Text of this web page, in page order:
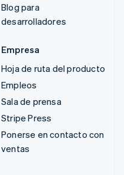
Blog para
desarrolladores
Empresa
Hoja de ruta del producto
Empleos
Sala de prensa
Stripe Press
Ponerse en contacto con
ventas